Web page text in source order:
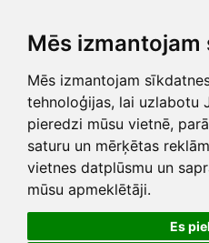
Mēs izmantojam
Mēs izmantojam
tehnoloģijas, lai uzlabotu
pieredzi mūsu vietnē,
saturu un mērķētas
vietnes datplūsmu un
mūsu apmeklētāji.
Es